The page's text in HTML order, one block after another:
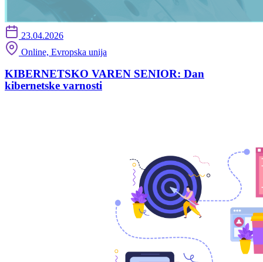
23.04.2026
Online, Evropska unija
KIBERNETSKO VAREN SENIOR: Dan
kibernetske varnosti